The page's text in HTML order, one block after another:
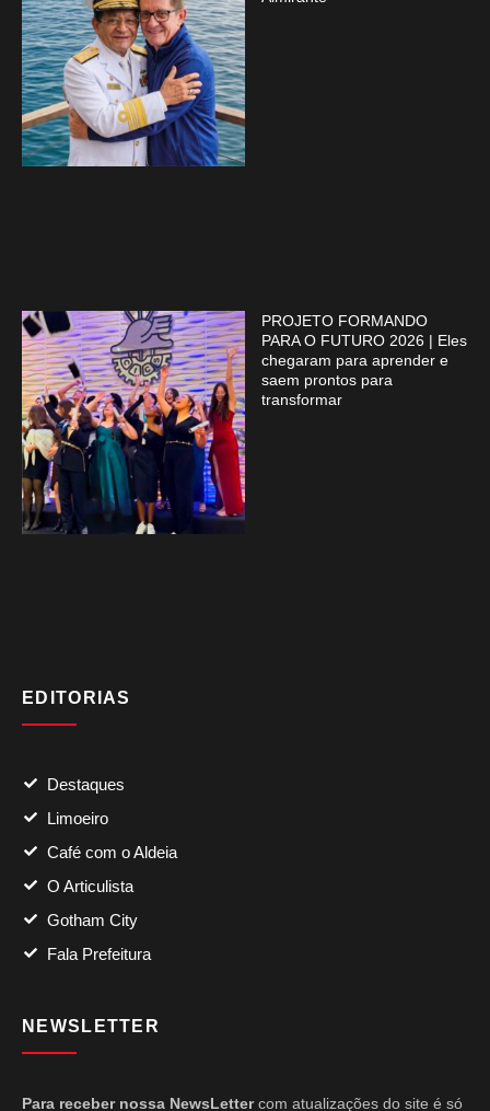
PROJETO FORMANDO
PARA O FUTURO 2026 | Eles
chegaram para aprender e
saem prontos para
transformar
EDITORIAS
Destaques
Limoeiro
Café com o Aldeia
O Articulista
Gotham City
Fala Prefeitura
NEWSLETTER
Para receber nossa NewsLettercom atualizações do site é só